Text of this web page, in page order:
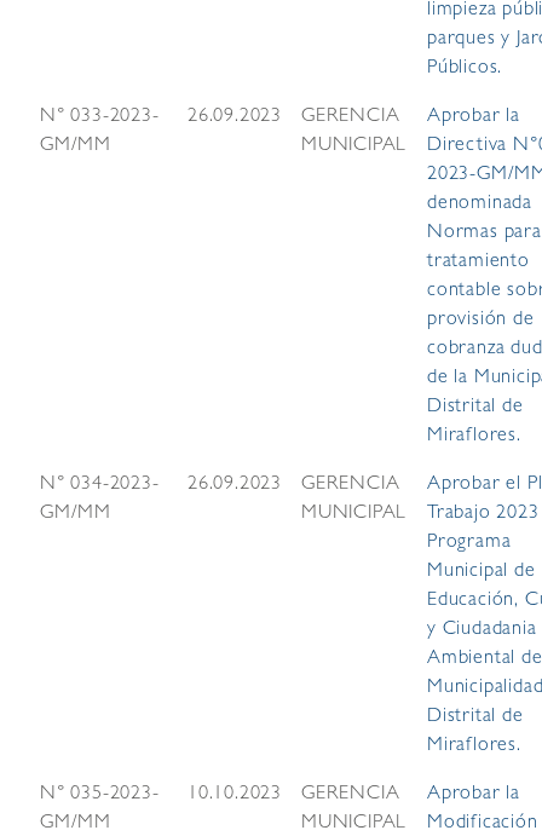
limpieza
parques y
Públicos.
N° 033-2023-
GM/MM
26.09.2023
GERENCIA
MUNICIPAL
Aprobar la
Directiva
2023-GM/
denominada
Normas
tratamiento
contable
provisión de
cobranza
de la
Distrital de
Miraflores.
N° 034-2023-
GM/MM
26.09.2023
GERENCIA
MUNICIPAL
Aprobar el
Trabajo
Programa
Municipal de
Educación,
y Ciudadania
Ambiental
Distrital de
Miraflores.
N° 035-2023-
GM/MM
10.10.2023
GERENCIA
MUNICIPAL
Aprobar la
Modificación